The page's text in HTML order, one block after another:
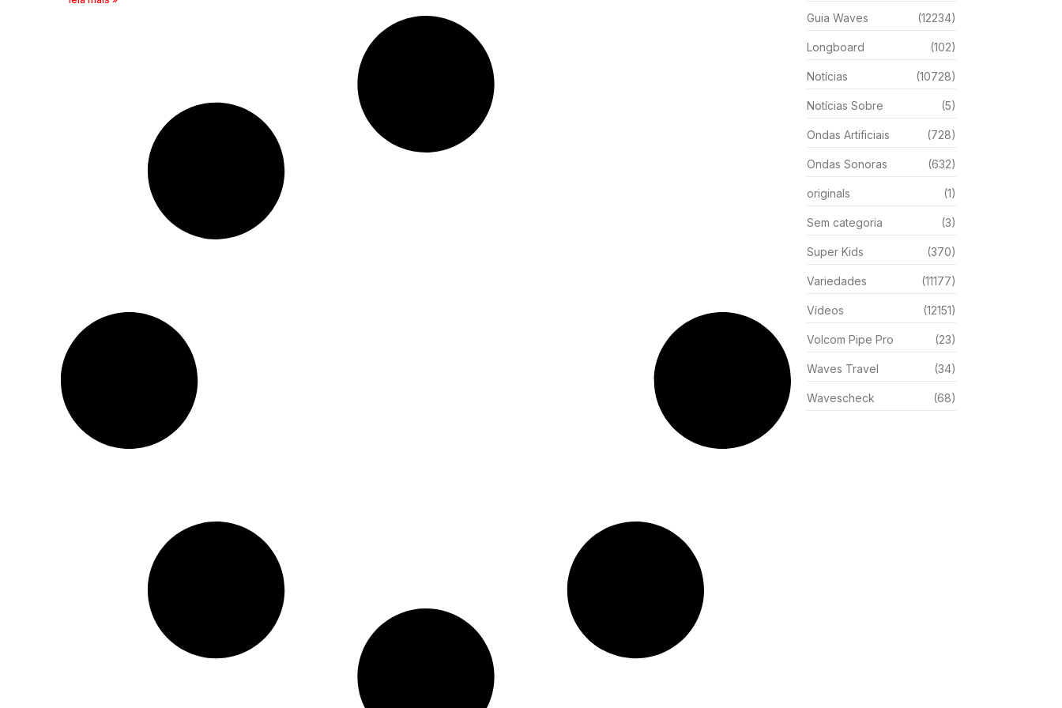
Guia Waves (12234)
Longboard (102)
Notícias (10728)
Notícias Sobre (5)
Ondas Artificiais (728)
Ondas Sonoras (632)
originals (1)
Sem categoria (3)
Super Kids (370)
Variedades (11177)
Vídeos (12151)
Volcom Pipe Pro (23)
Waves Travel (34)
Wavescheck (68)